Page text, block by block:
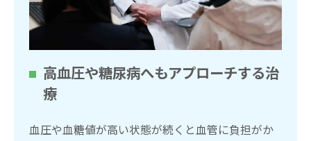
高血圧や糖尿病へもアプローチする治
療
血圧や血糖値が高い状態が続くと血管に負担がか